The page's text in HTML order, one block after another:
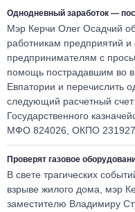
Однодневный заработок —
Мэр Керчи Олег Осадчий
работникам предприятий
предпринимателям с
помощь пострадавшим во
Евпатории и перечислить
следующий расчетный
Государственного
МФО 824026, ОКПО
Проверят газовое
В свете трагических
взрыве жилого дома, мэр
заместителю Владимиру